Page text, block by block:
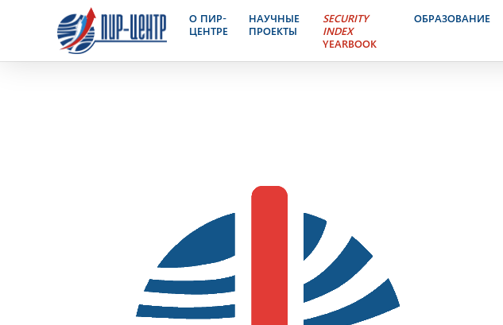
О ПИР-
ЦЕНТРЕ
НАУЧНЫЕ
ПРОЕКТЫ
SECURITY
INDEX
YEARBOOK
ОБРАЗОВАНИЕ
Ядерный Контроль –